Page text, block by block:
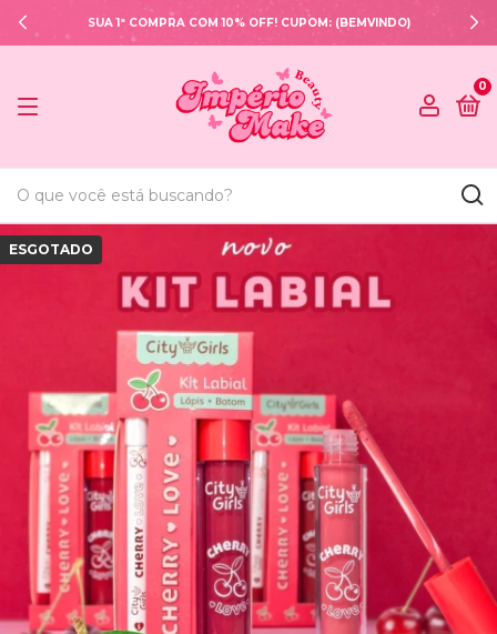
SUA 1ª COMPRA COM 10% OFF! CUPOM: (BEMVINDO)
0
ESGOTADO